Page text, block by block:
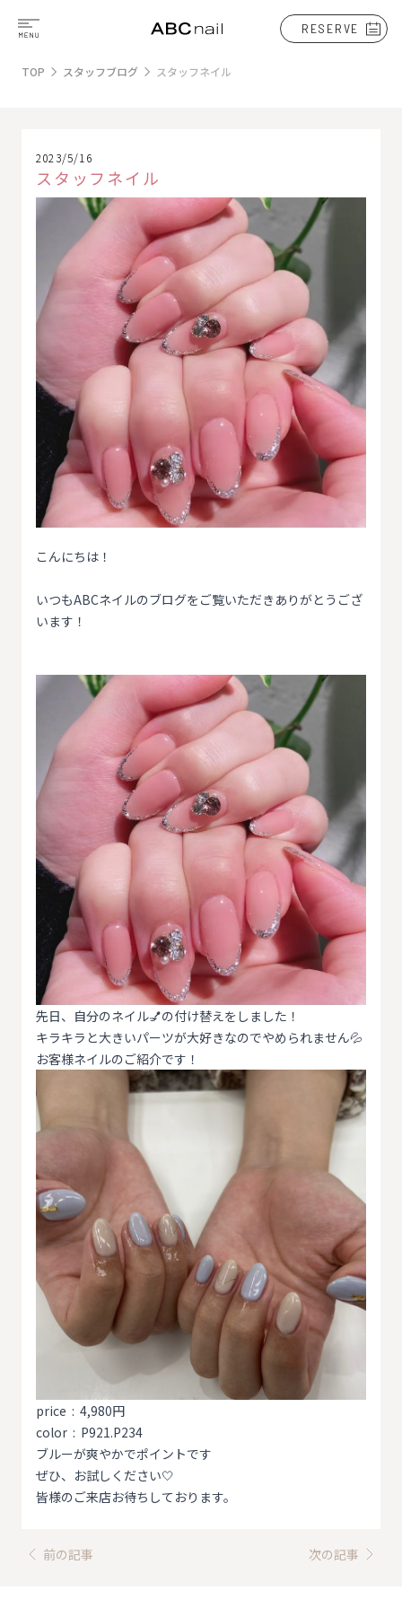
RESERVE
TOP スタッフブログ スタッフネイル
2023/5/16
スタッフネイル
こんにちは！
いつもABCネイルのブログをご覧いただきありがとうござ
います！
先日、自分のネイル💅の付け替えをしました！
キラキラと大きいパーツが大好きなのでやめられません💦
お客様ネイルのご紹介です！
price : 4,980円
color : P921.P234
ブルーが爽やかでポイントです
ぜひ、お試しください🤍
皆様のご来店お待ちしております。
前の記事 次の記事